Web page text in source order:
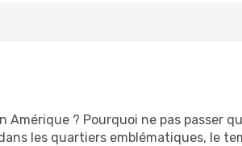
? Pourquoi ne pas passer
les quartiers emblématiques, le